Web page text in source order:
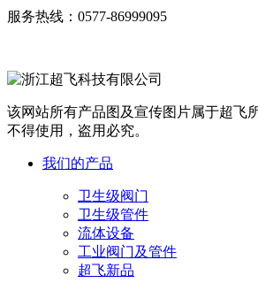
服务热线： 0577-86999095
该网站所有产品图及宣传图片属于超飞
不得使用，盗用必究。
我们的产品
卫生级阀门
卫生级管件
流体设备
工业阀门及管件
超飞新品